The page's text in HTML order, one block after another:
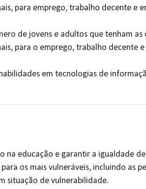
para emprego, trabalho decente e
de jovens e adultos que tenham as
para o emprego, trabalho decente
em tecnologias de
na educação e garantir a igualdade
os mais vulneráveis, incluindo as
situação de vulnerabilidade.